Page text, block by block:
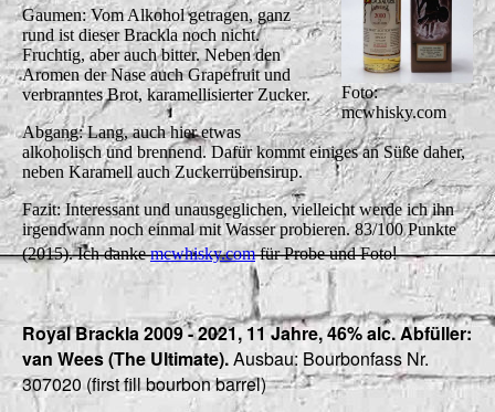
Foto:
mcwhisky.com
Gaumen: Vom Alkohol getragen, ganz
rund ist dieser Brackla noch nicht.
Fruchtig, aber auch bitter. Neben den
Aromen der Nase auch Grapefruit und
verbranntes Brot, karamellisierter Zucker.
Abgang: Lang, auch hier etwas
alkoholisch und brennend. Dafür kommt einiges an Süße daher,
neben Karamell auch Zuckerrübensirup.
Fazit: Interessant und unausgeglichen, vielleicht werde ich ihn
irgendwann noch einmal mit Wasser probieren. 83/100 Punkte
(2015). Ich dankemcwhisky.comfür Probe und Foto!
Royal Brackla 2009 - 2021, 11 Jahre, 46% alc. Abfüller:
van Wees (The Ultimate).Ausbau: Bourbonfass Nr.
307020 (first fill bourbon barrel)